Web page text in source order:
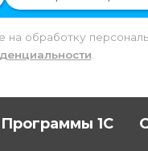
на обработку
Программы 1С